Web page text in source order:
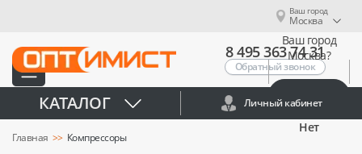
Ваш город
Москва
Ваш город
Москва?
Нет
8 495 363 74 31
Обратный звонок
КАТАЛОГ Личный кабинет
Главная Компрессоры